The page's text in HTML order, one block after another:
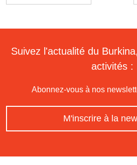
Suivez l'actualité du
activités :
Abonnez-vous à nos
M'inscrire à la